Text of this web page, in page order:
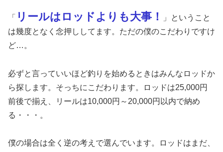
「 リールはロッドよりも大事！
」ということ
は幾度となく念押ししてます。ただの僕のこだわりですけ
ど…。
必ずと言っていいほど釣りを始めるときはみんなロッドか
ら探します。そっちにこだわります。ロッドは25,000円
前後で揃え、リールは10,000円～20,000円以内で納め
る・・・。
僕の場合は全く逆の考えで選んでいます。ロッドはまだ、